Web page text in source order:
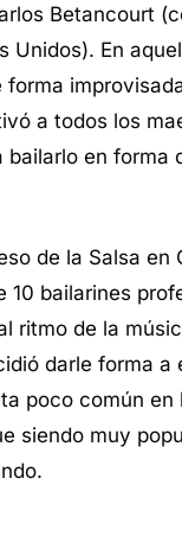
Betancourt
Unidos). En aquel
a todos los
bailarlo en forma
de la Salsa en
10 bailarines
ritmo de la
darle forma a
poco común en
siendo muy